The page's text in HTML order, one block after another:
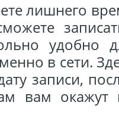
лишнего
удобно
в сети.
записи,
вам окажут